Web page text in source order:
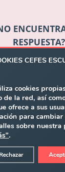
RESPUESTA?
el formulario y
Contactar
Asesores
CEFES
cookies
de la red, así
ofrece a sus
para
sobre nuestra
.
Rechazar